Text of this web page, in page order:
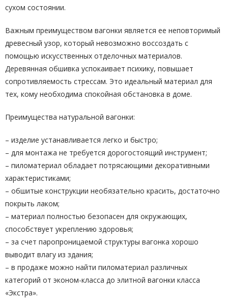
сухом состоянии.
Важным преимуществом вагонки является ее неповторимый
древесный узор, который невозможно воссоздать с
помощью искусственных отделочных материалов.
Деревянная обшивка успокаивает психику, повышает
сопротивляемость стрессам. Это идеальный материал для
тех, кому необходима спокойная обстановка в доме.
Преимущества натуральной вагонки:
– изделие устанавливается легко и быстро;
– для монтажа не требуется дорогостоящий инструмент;
– пиломатериал обладает потрясающими декоративными
характеристиками;
– обшитые конструкции необязательно красить, достаточно
покрыть лаком;
– материал полностью безопасен для окружающих,
способствует укреплению здоровья;
– за счет паропроницаемой структуры вагонка хорошо
выводит влагу из здания;
– в продаже можно найти пиломатериал различных
категорий от эконом-класса до элитной вагонки класса
«Экстра».